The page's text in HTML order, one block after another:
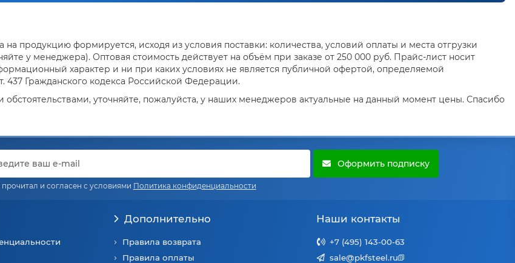
на продукцию формируется, исходя из условия поставки: количества, условий оплаты и места отгрузки
у менеджера). Оптовая стоимость действует на объём при заказе от 250 000 руб. Прайс-лист носит
характер и ни при каких условиях не является публичной офертой, определяемой
437 Гражданского кодекса Российской Федерации.
уточняйте, пожалуйста, у наших менеджеров актуальные на данный момент цены. Спасибо
Оформить подписку
и согласен с условиями Политика конфиденциальности
Дополнительно
Правила возврата
Правила оплаты
Наши контакты
+7 (495) 143-00-63
sale@pkfsteel.ru